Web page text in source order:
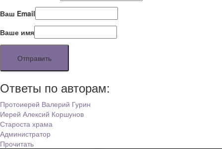
Ваш Email
Ваше имя
Ответы по авторам:
Протоиерей Валерий Гурин
Иерей Алексий Коршунов
Староста храма
Администратор
Прочитать